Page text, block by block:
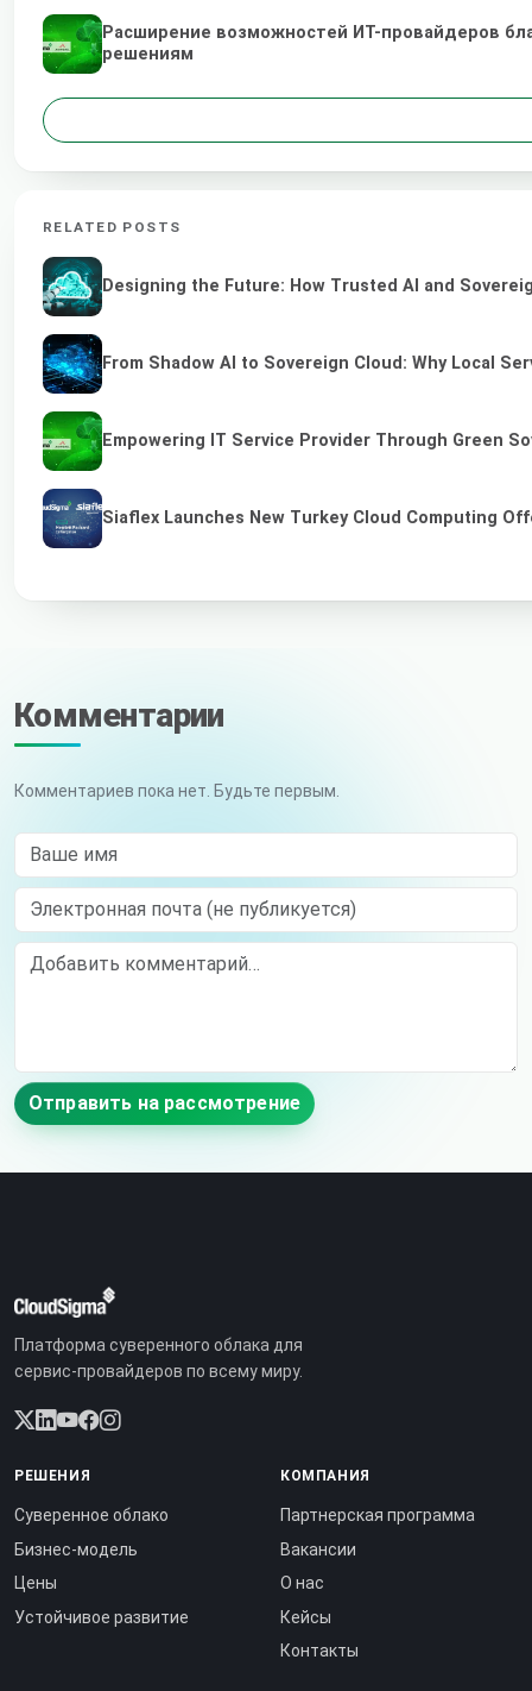
Расширение возможностей ИТ-провайдеров
решениям
RELATED POSTS
Designing the Future: How Trusted AI and
From Shadow AI to Sovereign Cloud: Why Local
Empowering IT Service Provider Through Green
Siaflex Launches New Turkey Cloud Computing
Комментарии
Комментариев пока нет. Будьте первым.
Ваше имя
Электронная почта (не публикуется)
Comment
Отправить на рассмотрение
Платформа суверенного облака для
сервис-провайдеров по всему миру.
РЕШЕНИЯ
Суверенное облако
Бизнес-модель
Цены
Устойчивое развитие
КОМПАНИЯ
Партнерская программа
Вакансии
О нас
Кейсы
Контакты